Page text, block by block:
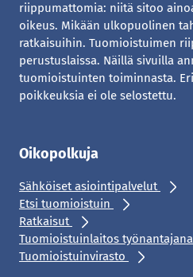
riippumattomia: niitä sitoo
oikeus. Mikään ulkopuolinen
ratkaisuihin. Tuomioistuimen
perustuslaissa. Näillä sivuilla
tuomioistuinten toiminnasta.
poikkeuksia ei ole selostettu.
Oikopolkuja
Sähköiset asiointipalvelut
Etsi tuomioistuin
Ratkaisut
Tuomioistuinlaitos työnantajana
Tuomioistuinvirasto